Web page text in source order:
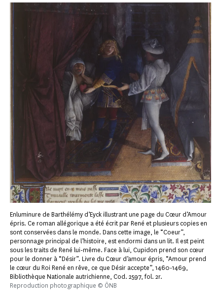
Enluminure de Barthélémy d’Eyck illustrant une page du Cœur d’Amour
épris. Ce roman allégorique a été écrit par René et plusieurs copies en
sont conservées dans le monde. Dans cette image, le “Coeur”,
personnage principal de l’histoire, est endormi dans un lit. Il est peint
sous les traits de René lui-même. Face à lui, Cupidon prend son cœur
pour le donner à “Désir”. Livre du Cœur d’amour épris, “Amour prend
le cœur du Roi René en rêve, ce que Désir accepte”, 1460-1469,
Bibliothèque Nationale autrichienne, Cod. 2597, fol. 2r.
Reproduction photographique © ÖNB